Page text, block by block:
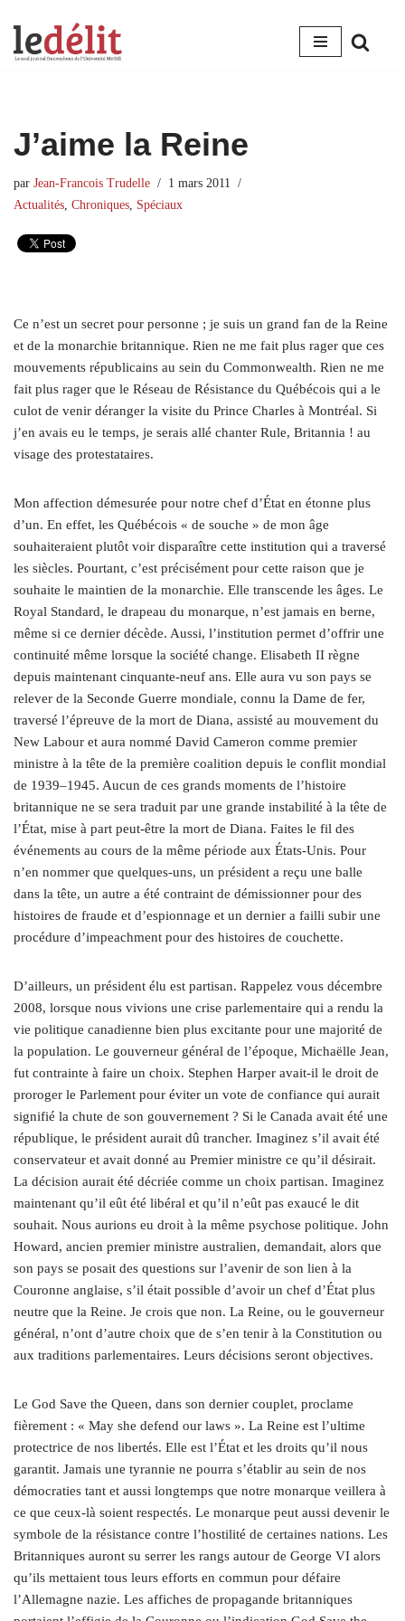
Aller
J’aime la Reine
par Jean-Francois Trudelle
1 mars 2011
Actualités Chroniques Spéciaux
Ce n’est un secret pour personne ; je suis un grand fan de la Reine
et de la monarchie britannique. Rien ne me fait plus rager que ces
mouvements républicains au sein du Commonwealth. Rien ne me
fait plus rager que le Réseau de Résistance du Québécois qui a le
culot de venir déranger la visite du Prince Charles à Montréal. Si
j’en avais eu le temps, je serais allé chanter Rule, Britannia ! au
visage des protestataires.
Mon affection démesurée pour notre chef d’État en étonne plus
d’un. En effet, les Québécois « de souche » de mon âge
souhaiteraient plutôt voir disparaître cette institution qui a traversé
les siècles. Pourtant, c’est précisément pour cette raison que je
souhaite le maintien de la monarchie. Elle transcende les âges. Le
Royal Standard, le drapeau du monarque, n’est jamais en berne,
même si ce dernier décède. Aussi, l’institution permet d’offrir une
continuité même lorsque la société change. Elisabeth II règne
depuis maintenant cinquante-neuf ans. Elle aura vu son pays se
relever de la Seconde Guerre mondiale, connu la Dame de fer,
traversé l’épreuve de la mort de Diana, assisté au mouvement du
New Labour et aura nommé David Cameron comme premier
ministre à la tête de la première coalition depuis le conflit mondial
de 1939–1945. Aucun de ces grands moments de l’histoire
britannique ne se sera traduit par une grande instabilité à la tête de
l’État, mise à part peut-être la mort de Diana. Faites le fil des
événements au cours de la même période aux États-Unis. Pour
n’en nommer que quelques-uns, un président a reçu une balle
dans la tête, un autre a été contraint de démissionner pour des
histoires de fraude et d’espionnage et un dernier a failli subir une
procédure d’impeachment pour des histoires de couchette.
D’ailleurs, un président élu est partisan. Rappelez vous décembre
2008, lorsque nous vivions une crise parlementaire qui a rendu la
vie politique canadienne bien plus excitante pour une majorité de
la population. Le gouverneur général de l’époque, Michaëlle Jean,
fut contrainte à faire un choix. Stephen Harper avait-il le droit de
proroger le Parlement pour éviter un vote de confiance qui aurait
signifié la chute de son gouvernement ? Si le Canada avait été une
république, le président aurait dû trancher. Imaginez s’il avait été
conservateur et avait donné au Premier ministre ce qu’il désirait.
La décision aurait été décriée comme un choix partisan. Imaginez
maintenant qu’il eût été libéral et qu’il n’eût pas exaucé le dit
souhait. Nous aurions eu droit à la même psychose politique. John
Howard, ancien premier ministre australien, demandait, alors que
son pays se posait des questions sur l’avenir de son lien à la
Couronne anglaise, s’il était possible d’avoir un chef d’État plus
neutre que la Reine. Je crois que non. La Reine, ou le gouverneur
général, n’ont d’autre choix que de s’en tenir à la Constitution ou
aux traditions parlementaires. Leurs décisions seront objectives.
Le God Save the Queen, dans son dernier couplet, proclame
fièrement : « May she defend our laws ». La Reine est l’ultime
protectrice de nos libertés. Elle est l’État et les droits qu’il nous
garantit. Jamais une tyrannie ne pourra s’établir au sein de nos
démocraties tant et aussi longtemps que notre monarque veillera à
ce que ceux-là soient respectés. Le monarque peut aussi devenir le
symbole de la résistance contre l’hostilité de certaines nations. Les
Britanniques auront su serrer les rangs autour de George VI alors
qu’ils mettaient tous leurs efforts en commun pour défaire
l’Allemagne nazie. Les affiches de propagande britanniques